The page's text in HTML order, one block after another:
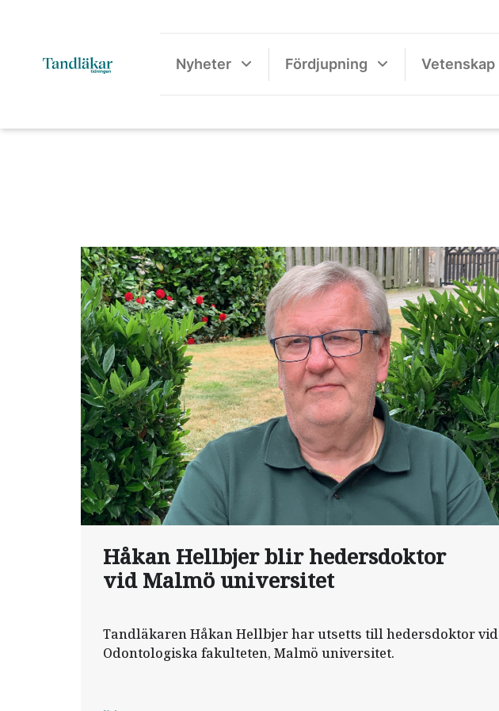
Nyheter Fördjupning Vetenskap
Håkan Hellbjer blir hedersdoktor
vid Malmö universitet
Tandläkaren Håkan Hellbjer har utsetts till hedersdoktor vid
Odontologiska fakulteten, Malmö universitet.